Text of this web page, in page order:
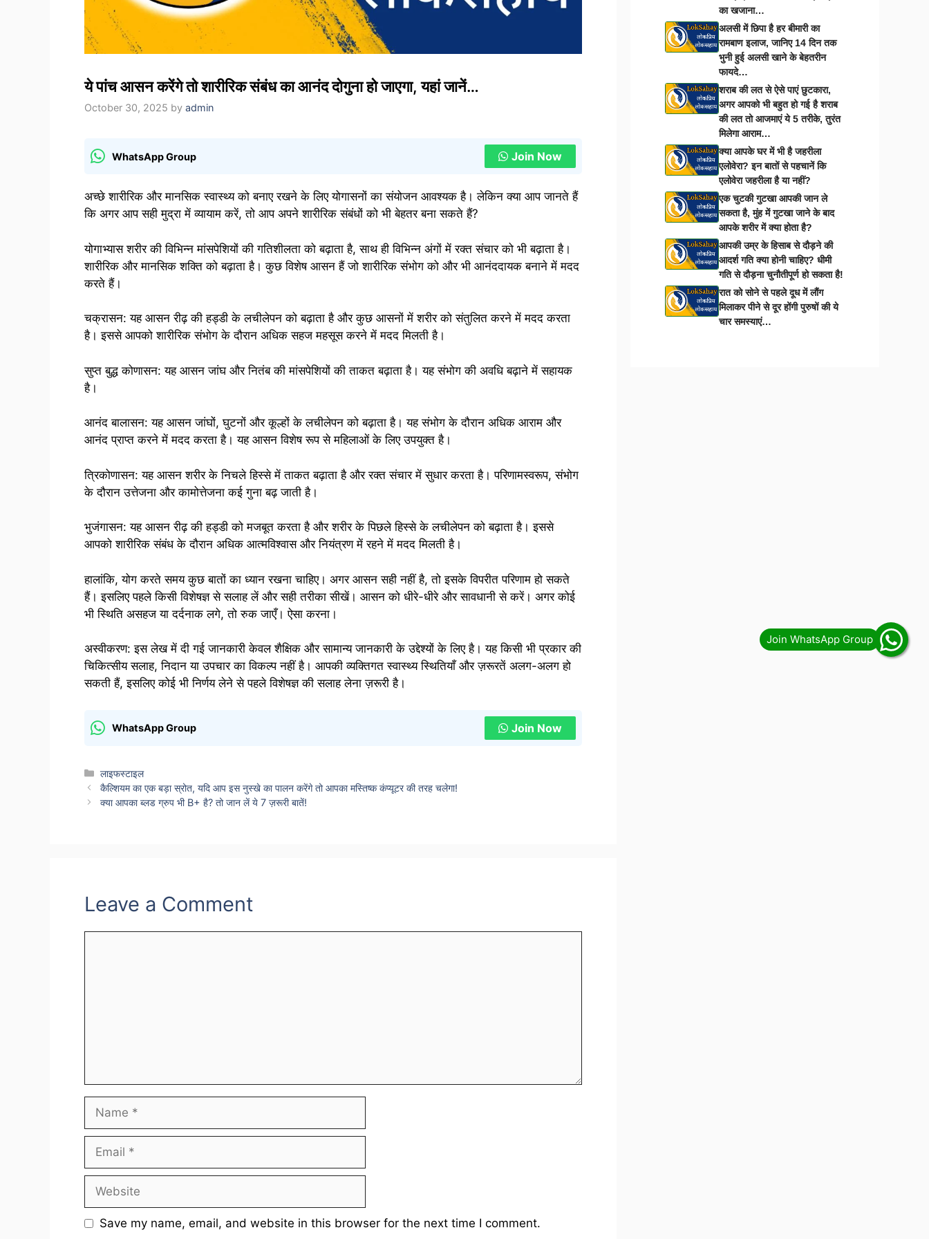
ये पांच आसन करेंगे तो शारीरिक संबंध का आनंद दोगुना हो जाएगा, यहां जानें…
October 30, 2025 by admin
WhatsApp Group Join Now
अच्छे शारीरिक और मानसिक स्वास्थ्य को बनाए रखने के लिए योगासनों का संयोजन आवश्यक है। लेकिन क्या आप जानते हैं
कि अगर आप सही मुद्रा में व्यायाम करें, तो आप अपने शारीरिक संबंधों को भी बेहतर बना सकते हैं?
योगाभ्यास शरीर की विभिन्न मांसपेशियों की गतिशीलता को बढ़ाता है, साथ ही विभिन्न अंगों में रक्त संचार को भी बढ़ाता है।
शारीरिक और मानसिक शक्ति को बढ़ाता है। कुछ विशेष आसन हैं जो शारीरिक संभोग को और भी आनंददायक बनाने में मदद
करते हैं।
चक्रासन: यह आसन रीढ़ की हड्डी के लचीलेपन को बढ़ाता है और कुछ आसनों में शरीर को संतुलित करने में मदद करता
है। इससे आपको शारीरिक संभोग के दौरान अधिक सहज महसूस करने में मदद मिलती है।
सुप्त बुद्ध कोणासन: यह आसन जांघ और नितंब की मांसपेशियों की ताकत बढ़ाता है। यह संभोग की अवधि बढ़ाने में सहायक
है।
आनंद बालासन: यह आसन जांघों, घुटनों और कूल्हों के लचीलेपन को बढ़ाता है। यह संभोग के दौरान अधिक आराम और
आनंद प्राप्त करने में मदद करता है। यह आसन विशेष रूप से महिलाओं के लिए उपयुक्त है।
त्रिकोणासन: यह आसन शरीर के निचले हिस्से में ताकत बढ़ाता है और रक्त संचार में सुधार करता है। परिणामस्वरूप, संभोग
के दौरान उत्तेजना और कामोत्तेजना कई गुना बढ़ जाती है।
भुजंगासन: यह आसन रीढ़ की हड्डी को मजबूत करता है और शरीर के पिछले हिस्से के लचीलेपन को बढ़ाता है। इससे
आपको शारीरिक संबंध के दौरान अधिक आत्मविश्वास और नियंत्रण में रहने में मदद मिलती है।
हालांकि, योग करते समय कुछ बातों का ध्यान रखना चाहिए। अगर आसन सही नहीं है, तो इसके विपरीत परिणाम हो सकते
हैं। इसलिए पहले किसी विशेषज्ञ से सलाह लें और सही तरीका सीखें। आसन को धीरे-धीरे और सावधानी से करें। अगर कोई
भी स्थिति असहज या दर्दनाक लगे, तो रुक जाएँ। ऐसा करना।
अस्वीकरण: इस लेख में दी गई जानकारी केवल शैक्षिक और सामान्य जानकारी के उद्देश्यों के लिए है। यह किसी भी प्रकार की
चिकित्सीय सलाह, निदान या उपचार का विकल्प नहीं है। आपकी व्यक्तिगत स्वास्थ्य स्थितियाँ और ज़रूरतें अलग-अलग हो
सकती हैं, इसलिए कोई भी निर्णय लेने से पहले विशेषज्ञ की सलाह लेना ज़रूरी है।
WhatsApp Group Join Now
Categories
लाइफस्टाइल
कैल्शियम का एक बड़ा स्रोत, यदि आप इस नुस्खे का पालन करेंगे तो आपका मस्तिष्क कंप्यूटर की तरह चलेगा!
क्या आपका ब्लड ग्रुप भी B+ है? तो जान लें ये 7 ज़रूरी बातें!
Leave a Comment
Save my name, email, and website in this browser for the next time I comment.
का खजाना…
अलसी में छिपा है हर बीमारी का
रामबाण इलाज, जानिए 14 दिन तक
भुनी हुई अलसी खाने के बेहतरीन
फायदे…
शराब की लत से ऐसे पाएं छुटकारा,
अगर आपको भी बहुत हो गई है शराब
की लत तो आजमाएं ये 5 तरीके, तुरंत
मिलेगा आराम…
क्या आपके घर में भी है जहरीला
एलोवेरा? इन बातों से पहचानें कि
एलोवेरा जहरीला है या नहीं?
एक चुटकी गुटखा आपकी जान ले
सकता है, मुंह में गुटखा जाने के बाद
आपके शरीर में क्या होता है?
आपकी उम्र के हिसाब से दौड़ने की
आदर्श गति क्या होनी चाहिए? धीमी
गति से दौड़ना चुनौतीपूर्ण हो सकता है!
रात को सोने से पहले दूध में लौंग
मिलाकर पीने से दूर होंगी पुरुषों की ये
चार समस्याएं…